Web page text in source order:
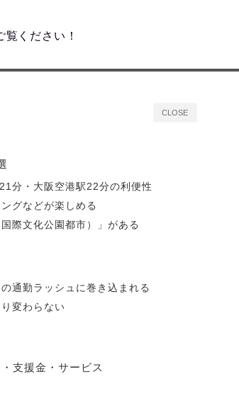
ください！
CLOSE
分・大阪空港駅22分の利便性
グなどが楽しめる
際文化公園都市）」がある
通勤ラッシュに巻き込まれる
変わらない
支援金・サービス